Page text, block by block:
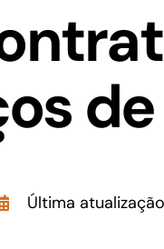
de
Última